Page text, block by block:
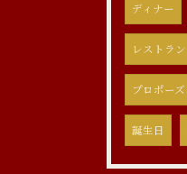
ディナー
レストラン
プロポーズ
誕生日